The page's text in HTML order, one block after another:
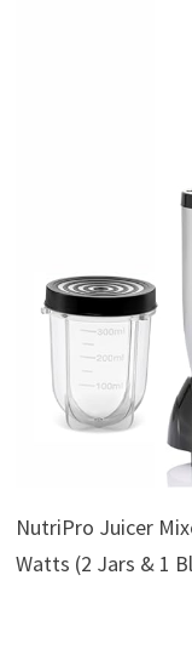
NutriPro Juicer
Watts (2 Jars & 1